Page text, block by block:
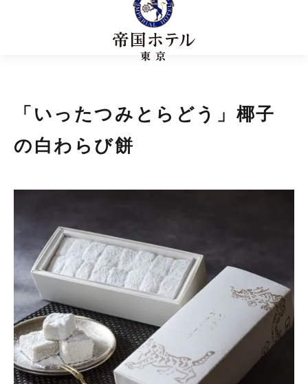
「いったつみとらどう」椰子
の白わらび餅